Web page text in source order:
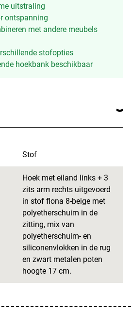
uitstraling
ontspanning
met andere meubels
stofopties
hoekbank beschikbaar
Stof
Hoek met eiland links + 3
zits arm rechts uitgevoerd
in stof flona 8-beige met
polyetherschuim in de
zitting, mix van
polyetherschuim- en
siliconenvlokken in de rug
en zwart metalen poten
hoogte 17 cm.